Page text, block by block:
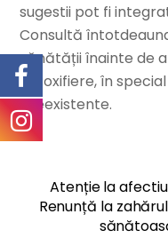
sugestii pot fi
Consultă
sănătății înainte de
detoxifiere, în
preexistente.
Atenție la
Renunță la